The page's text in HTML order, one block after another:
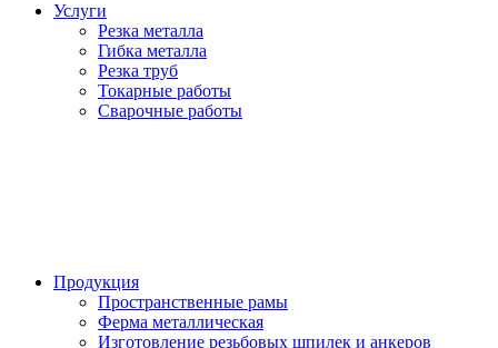
Услуги
Резка металла
Гибка металла
Резка труб
Токарные работы
Сварочные работы
Продукция
Пространственные рамы
Ферма металлическая
Изготовление резьбовых шпилек и анкеров